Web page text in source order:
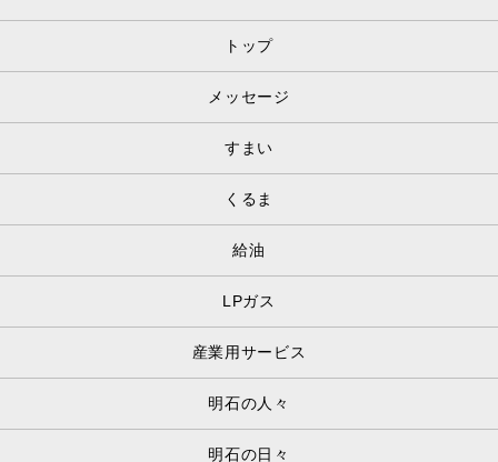
トップ
メッセージ
すまい
くるま
給油
LPガス
産業用サービス
明石の人々
明石の日々